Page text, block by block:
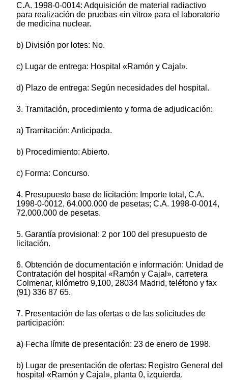
C.A. 1998-0-0014: Adquisición de material radiactivo
para realización de pruebas «in vitro» para el laboratorio
de medicina nuclear.
b) División por lotes: No.
c) Lugar de entrega: Hospital «Ramón y Cajal».
d) Plazo de entrega: Según necesidades del hospital.
3. Tramitación, procedimiento y forma de adjudicación:
a) Tramitación: Anticipada.
b) Procedimiento: Abierto.
c) Forma: Concurso.
4. Presupuesto base de licitación: Importe total, C.A.
1998-0-0012, 64.000.000 de pesetas; C.A. 1998-0-0014,
72.000.000 de pesetas.
5. Garantía provisional: 2 por 100 del presupuesto de
licitación.
6. Obtención de documentación e información: Unidad de
Contratación del hospital «Ramón y Cajal», carretera
Colmenar, kilómetro 9,100, 28034 Madrid, teléfono y fax
(91) 336 87 65.
7. Presentación de las ofertas o de las solicitudes de
participación:
a) Fecha límite de presentación: 23 de enero de 1998.
b) Lugar de presentación de ofertas: Registro General del
hospital «Ramón y Cajal», planta 0, izquierda.